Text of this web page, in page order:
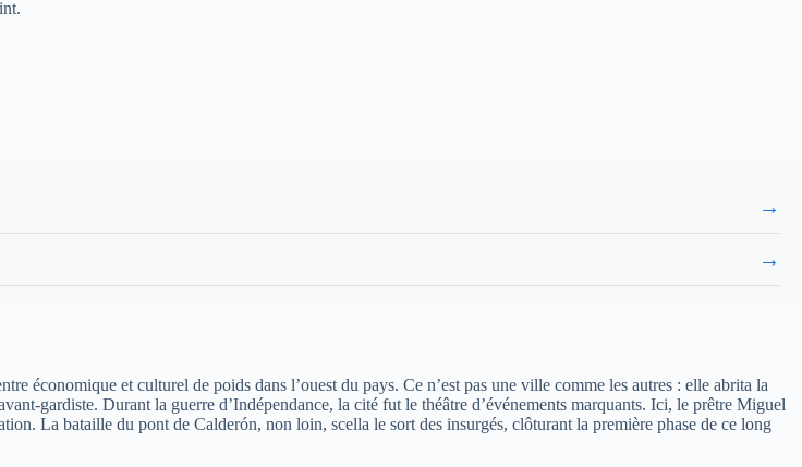
→
→
économique et culturel de poids dans l’ouest du pays. Ce n’est pas une ville comme les autres : elle abrita la
gardiste. Durant la guerre d’Indépendance, la cité fut le théâtre d’événements marquants. Ici, le prêtre Miguel
La bataille du pont de Calderón, non loin, scella le sort des insurgés, clôturant la première phase de ce long